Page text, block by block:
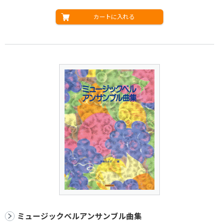
カートに入れる
ミュージックベルアンサンブル曲集